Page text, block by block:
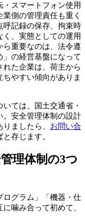
・スマートフォン使用
側の管理責任も重く
呼記録の保存、拘束時
、実態としての運用
ら重要なのは、法令遵
の経営基盤になって
た企業は、荷主から
やすい傾向がありま
ては、国土交通省・
。安全管理体制の設計
ましたら、 お問い合
存じます。
理体制の3つ
ログラム」「機器・仕
噛み合って初めて、